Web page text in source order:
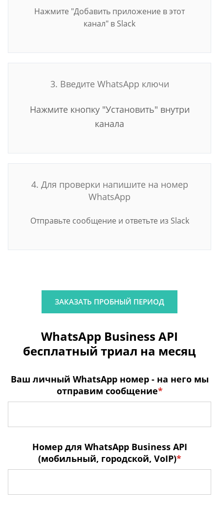
Нажмите "Добавить приложение в этот
канал" в Slack
3. Введите WhatsApp ключи
Нажмите кнопку "Установить" внутри
канала
4. Для проверки напишите на номер
WhatsApp
Отправьте сообщение и ответьте из Slack
ЗАКАЗАТЬ ПРОБНЫЙ ПЕРИОД
WhatsApp Business API
бесплатный триал на месяц
Ваш личный WhatsApp номер - на него мы
отправим сообщение*
Номер для WhatsApp Business API
(мобильный, городской, VoIP)*